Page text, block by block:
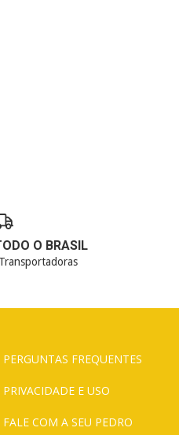
O BRASIL
PERGUNTAS FREQUENTES
PRIVACIDADE E USO
FALE COM A SEU PEDRO